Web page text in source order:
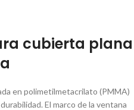
cubierta plana
en polimetilmetacrilato (PMMA)
El marco de la ventana